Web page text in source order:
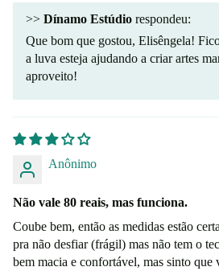
>> Dínamo Estúdio respondeu:
Que bom que gostou, Elisêngela!
a luva esteja ajudando a criar artes
aproveito!
Anônimo
Não vale 80 reais, mas funciona.
Coube bem, então as medidas estão
pra não desfiar (frágil) mas não tem o
bem macia e confortável, mas sinto que